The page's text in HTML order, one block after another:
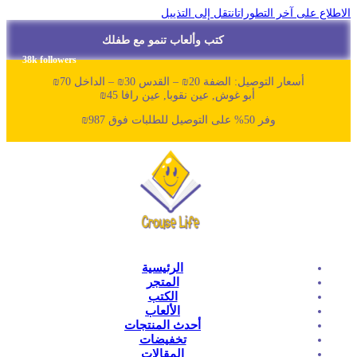
على آخر التطورات انتقل إلى التذييل
كتب وألعاب تنمو مع طفلك
38k followers
أسعار التوصيل: الضفة 20₪ – القدس 30₪ – الداخل 70₪
أبو غوش, عين نقوبا, عين رافا 45₪
وفر 50% على التوصيل للطلبات فوق 987₪
الرئيسية
المتجر
الكتب
الألعاب
أحدث المنتجات
تخفيضات
المقالات